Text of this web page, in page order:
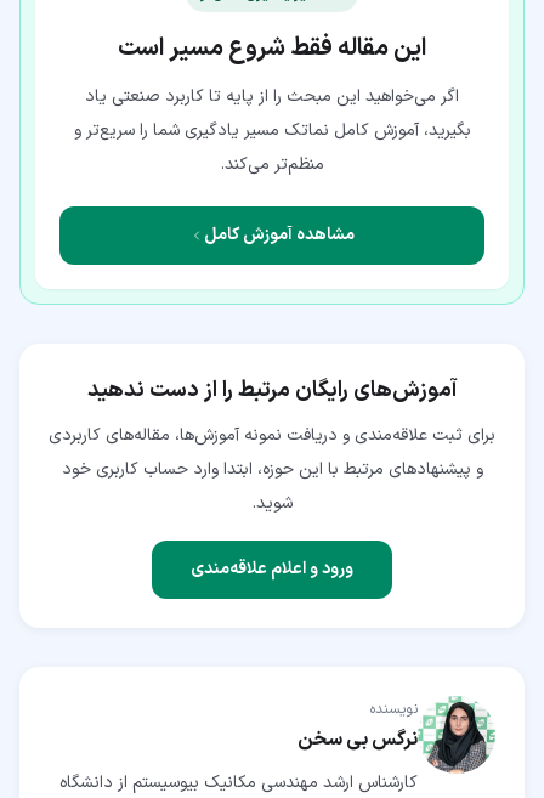
این مقاله فقط شروع مسیر است
اگر می‌خواهید این مبحث را از پایه تا کاربرد صنعتی یاد
بگیرید، آموزش کامل نماتک مسیر یادگیری شما را سریع‌تر و
منظم‌تر می‌کند.
مشاهده آموزش کامل
آموزش‌های رایگان مرتبط را از دست ندهید
برای ثبت علاقه‌مندی و دریافت نمونه آموزش‌ها، مقاله‌های کاربردی
و پیشنهادهای مرتبط با این حوزه، ابتدا وارد حساب کاربری خود
شوید.
ورود و اعلام علاقه‌مندی
نویسنده
نرگس بی سخن
کارشناس ارشد مهندسی مکانیک بیوسیستم از دانشگاه